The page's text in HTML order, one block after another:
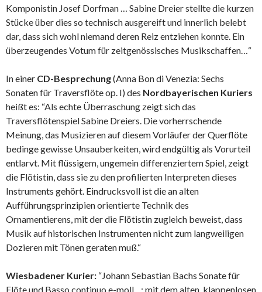
Komponistin Josef Dorfman … Sabine Dreier stellte die kurzen
Stücke über dies so technisch ausgereift und innerlich belebt
dar, dass sich wohl niemand deren Reiz entziehen konnte. Ein
überzeugendes Votum für zeitgenössisches Musikschaffen…“
In einer CD-Besprechung(Anna Bon di Venezia: Sechs
Sonaten für Traversflöte op. I) des Nordbayerischen Kuriers
heißt es: “Als echte Überraschung zeigt sich das
Traversflötenspiel Sabine Dreiers. Die vorherrschende
Meinung, das Musizieren auf diesem Vorläufer der Querflöte
bedinge gewisse Unsauberkeiten, wird endgültig als Vorurteil
entlarvt. Mit flüssigem, ungemein differenziertem Spiel, zeigt
die Flötistin, dass sie zu den profilierten Interpreten dieses
Instruments gehört. Eindrucksvoll ist die an alten
Aufführungsprinzipien orientierte Technik des
Ornamentierens, mit der die Flötistin zugleich beweist, dass
Musik auf historischen Instrumenten nicht zum langweiligen
Dozieren mit Tönen geraten muß.“
Wiesbadener Kurier: “Johann Sebastian Bachs Sonate für
Flöte und Basso continuo e-moll…: mit dem alten, klappenlosen